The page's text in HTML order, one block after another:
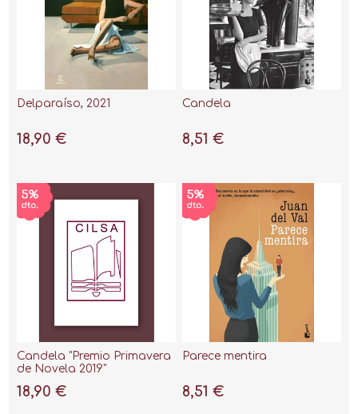
Delparaíso, 2021
18,90 €
Candela
8,51 €
Candela "Premio Primavera
de Novela 2019"
18,90 €
Parece mentira
8,51 €